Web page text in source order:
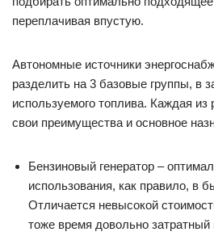
переплачивая впустую.
Автономные источники
разделить на 3 базовые группы, в
используемого топлива. Каждая из
свои преимущества и основное
Бензиновый генератор –
использования, как правило, в
Отличается невысокой
тоже время довольно затратный